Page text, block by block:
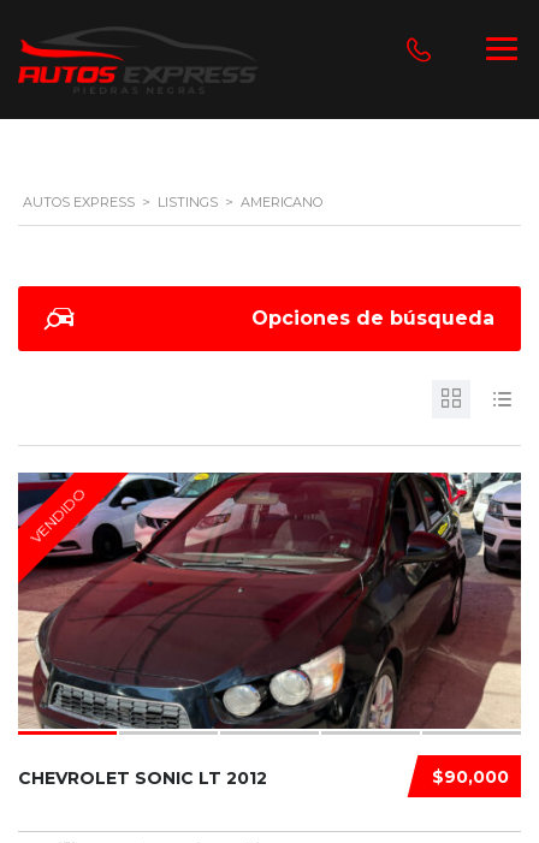
AUTOS EXPRESS > LISTINGS > AMERICANO
Opciones de búsqueda
VENDIDO
$90,000
CHEVROLET SONIC LT 2012